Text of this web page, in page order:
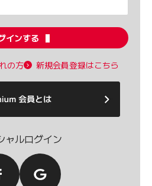
インする
の方 新規会員登録はこちら
ャルログイン